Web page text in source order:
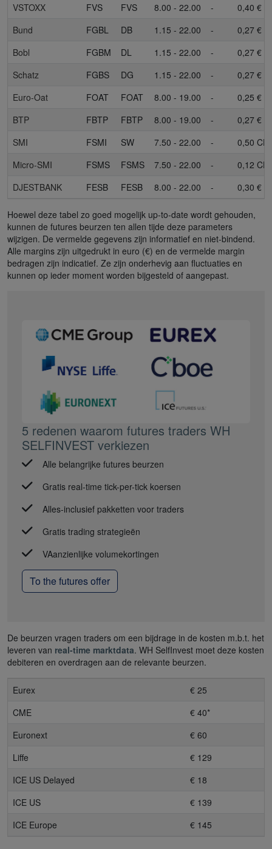
VSTOXX
FVS FVS 8.00 - 22.00 -
0,40 €
Bund
FGBL DB 1.15 - 22.00 -
0,27 €
Bobl
FGBM DL 1.15 - 22.00 -
0,27 €
Schatz
FGBS DG 1.15 - 22.00 -
0,27 €
Euro-Oat
FOAT FOAT 8.00 - 19.00 -
0,25 €
BTP
FBTP FBTP 8.00 - 19.00 -
0,27 €
SMI
FSMI SW 7.50 - 22.00 -
0,50
Micro-SMI
FSMS FSMS 7.50 - 22.00 -
0,12
DJESTBANK
FESB FESB 8.00 - 22.00 - 0,30 €
Hoewel deze tabel zo goed mogelijk up-to-date wordt gehouden,
kunnen de futures beurzen ten allen tijde deze parameters
wijzigen. De vermelde gegevens zijn informatief en niet-bindend.
Alle margins zijn uitgedrukt in euro (€) en de vermelde margin
bedragen zijn indicatief. Ze zijn onderhevig aan fluctuaties en
kunnen op ieder moment worden bijgesteld of aangepast.
5 redenen waarom futures traders WH
SELFINVEST verkiezen
Alle belangrijke futures beurzen
Gratis real-time tick-per-tick koersen
Alles-inclusief pakketten voor traders
Gratis trading strategieën
VAanzienlijke volumekortingen
To the futures offer
De beurzen vragen traders om een bijdrage in de kosten m.b.t. het
leveren van real-time marktdata. WH SelfInvest moet deze kosten
debiteren en overdragen aan de relevante beurzen.
Eurex
€ 25
CME
€ 40*
Euronext
€ 60
Liffe
€ 129
ICE US Delayed
€ 18
ICE US
€ 139
ICE Europe
€ 145